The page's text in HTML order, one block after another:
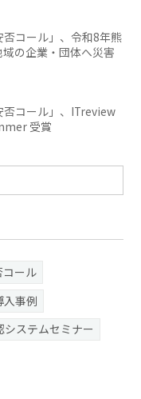
コール」、令和8年熊
の企業・団体へ災害
否コール」、ITreview
受賞
ール
入事例
システムセミナー